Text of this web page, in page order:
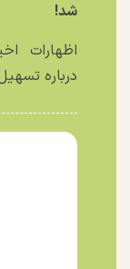
شد!
اظهارات
درباره